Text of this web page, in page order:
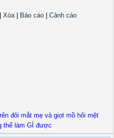
Xóa| Báo cáo
Cảnh cáo
đôi mắt mẹ và giọt mồ hôi mệt
thể làm GÌ được